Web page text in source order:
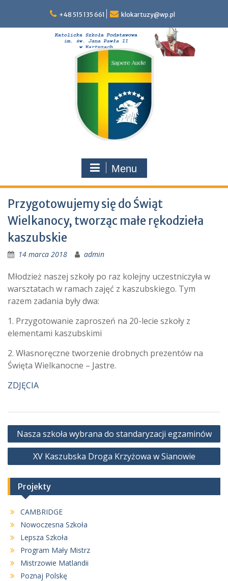
content
+48 515 135 661 klokartuzy@wp.pl
Menu
Przygotowujemy się do Świąt
Wielkanocy, tworząc małe rękodzieła
kaszubskie
14 marca 2018 admin
Młodzież naszej szkoły po raz kolejny uczestniczyła w
warsztatach w ramach zajęć z kaszubskiego. Tym
razem zadania były dwa:
1. Przygotowanie zaproszeń na 20-lecie szkoły z
elementami kaszubskimi
2. Własnoręczne tworzenie drobnych prezentów na
Święta Wielkanocne – Jastre.
ZDJĘCIA
Nawigacja
wpisu
Nasza szkoła wybrana do standaryzacji egzaminów
XV Kaszubska Droga Krzyżowa w Sianowie
Projekty
CAMBRIDGE
Nowoczesna Szkoła
Lepsza Szkoła
Program Mały Mistrz
Mistrzowie Matlandii
Poznaj Polskę